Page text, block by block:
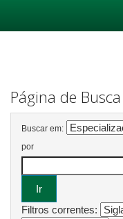
Página de Busca
Buscar em:
por
Filtros correntes: